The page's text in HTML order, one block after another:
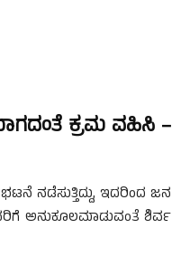
ಕ್ರಮ ವಹಿಸಿ –
ನಡೆಸುತ್ತಿದ್ದು, ಇದರಿಂದ ಜನ
ಅನುಕೂಲಮಾಡುವಂತೆ ಶಿರ್ವ